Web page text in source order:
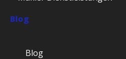
Blog
Blog